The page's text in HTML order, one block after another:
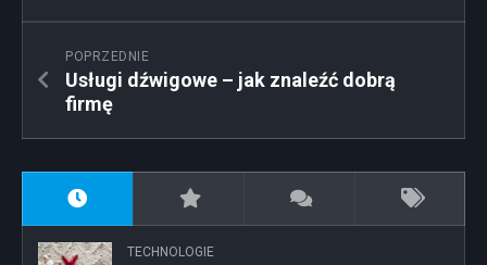
POPRZEDNIE
Usługi dźwigowe – jak znaleźć dobrą
firmę
TECHNOLOGIE